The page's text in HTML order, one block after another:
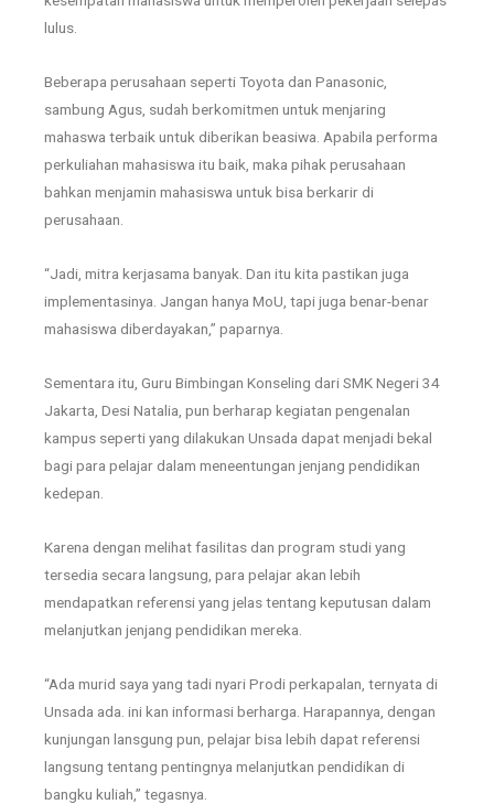
lulus.
Beberapa perusahaan seperti Toyota dan Panasonic,
sambung Agus, sudah berkomitmen untuk menjaring
mahaswa terbaik untuk diberikan beasiwa. Apabila performa
perkuliahan mahasiswa itu baik, maka pihak perusahaan
bahkan menjamin mahasiswa untuk bisa berkarir di
perusahaan.
“Jadi, mitra kerjasama banyak. Dan itu kita pastikan juga
implementasinya. Jangan hanya MoU, tapi juga benar-benar
mahasiswa diberdayakan,” paparnya.
Sementara itu, Guru Bimbingan Konseling dari SMK Negeri 34
Jakarta, Desi Natalia, pun berharap kegiatan pengenalan
kampus seperti yang dilakukan Unsada dapat menjadi bekal
bagi para pelajar dalam meneentungan jenjang pendidikan
kedepan.
Karena dengan melihat fasilitas dan program studi yang
tersedia secara langsung, para pelajar akan lebih
mendapatkan referensi yang jelas tentang keputusan dalam
melanjutkan jenjang pendidikan mereka.
“Ada murid saya yang tadi nyari Prodi perkapalan, ternyata di
Unsada ada. ini kan informasi berharga. Harapannya, dengan
kunjungan lansgung pun, pelajar bisa lebih dapat referensi
langsung tentang pentingnya melanjutkan pendidikan di
bangku kuliah,” tegasnya.